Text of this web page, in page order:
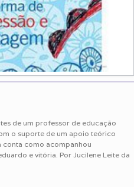
de um professor de educação
o suporte de um apoio teórico
conta como acompanhou
e vitória. Por Jucilene Leite da